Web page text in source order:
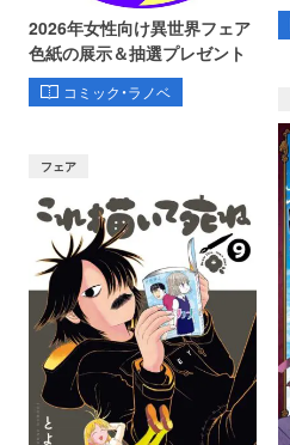
2026年女性向け異世界フェア
色紙の展示＆抽選プレゼント
コミック・ラノベ
フェア